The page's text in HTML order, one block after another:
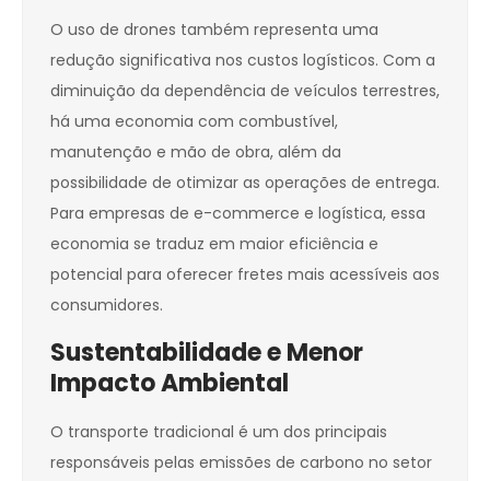
O uso de drones também representa uma
redução significativa nos custos logísticos. Com a
diminuição da dependência de veículos terrestres,
há uma economia com combustível,
manutenção e mão de obra, além da
possibilidade de otimizar as operações de entrega.
Para empresas de e-commerce e logística, essa
economia se traduz em maior eficiência e
potencial para oferecer fretes mais acessíveis aos
consumidores.
Sustentabilidade e Menor
Impacto Ambiental
O transporte tradicional é um dos principais
responsáveis pelas emissões de carbono no setor